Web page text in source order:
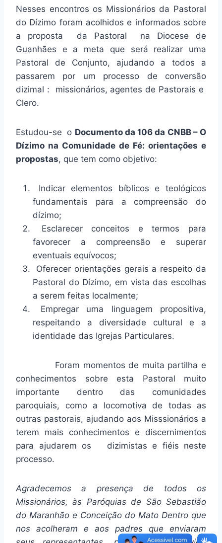
Nesses encontros os Missionários da Pastoral
do Dízimo foram acolhidos e informados sobre
a proposta da Pastoral na Diocese de
Guanhães e a meta que será realizar uma
Pastoral de Conjunto, ajudando a todos a
passarem por um processo de conversão
dizimal : missionários, agentes de Pastorais e
Clero.
Estudou-se o Documento da 106 da CNBB – O
Dízimo na Comunidade de Fé: orientações e
propostas, que tem como objetivo:
Indicar elementos bíblicos e teológicos
fundamentais para a compreensão do
dízimo;
Esclarecer conceitos e termos para
favorecer a compreensão e superar
eventuais equívocos;
Oferecer orientações gerais a respeito da
Pastoral do Dízimo, em vista das escolhas
a serem feitas localmente;
Empregar uma linguagem propositiva,
respeitando a diversidade cultural e a
identidade das Igrejas Particulares.
Foram momentos de muita partilha e
conhecimentos sobre esta Pastoral muito
importante dentro das comunidades
paroquiais, como a locomotiva de todas as
outras pastorais, ajudando aos Misssionários a
terem mais conhecimentos e discernimentos
para ajudarem os dizimistas e fiéis neste
processo.
Agradecemos a presença de todos os
Missionários, às Paróquias de São Sebastião
do Maranhão e Conceição do Mato Dentro que
nos acolheram e aos padres que enviaram